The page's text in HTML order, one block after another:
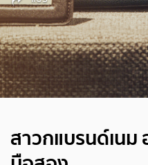
สาวกแบรนด์เน